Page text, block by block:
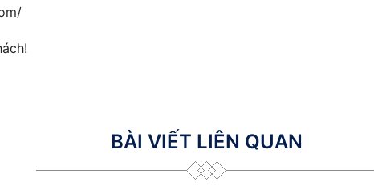
BÀI VIẾT LIÊN QUAN